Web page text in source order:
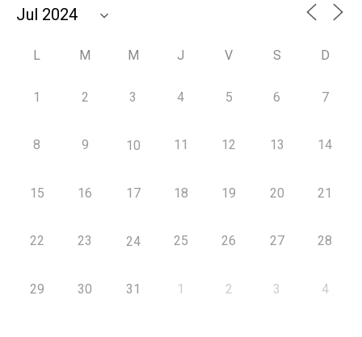
L M M J V S D
1 2 3 4 5 6 7
8 9 10 11 12 13 14
15 16 17 18 19 20 21
22 23 24 25 26 27 28
29 30 31 1 2 3 4